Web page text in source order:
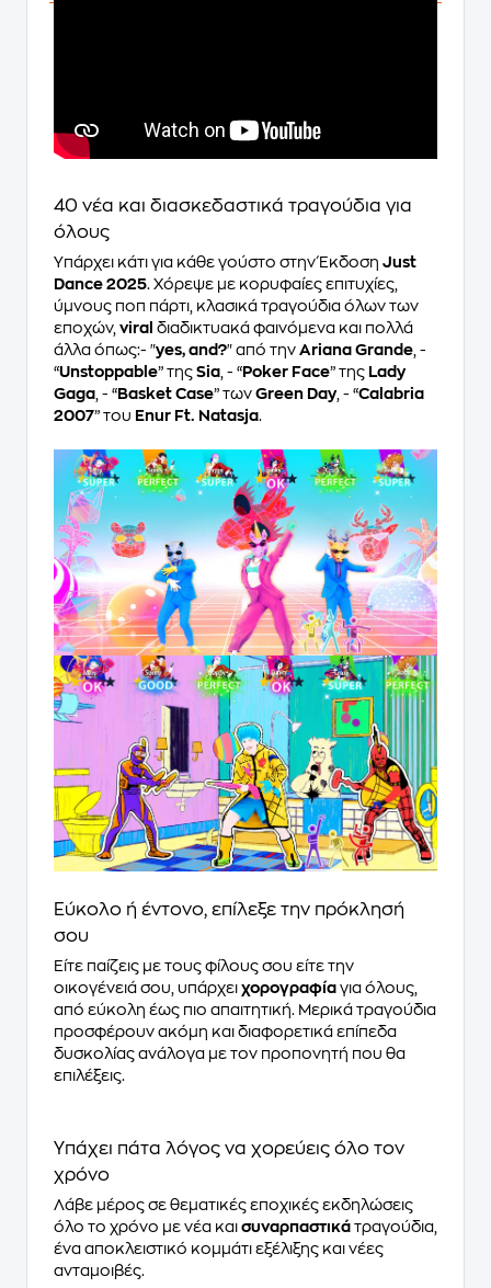
40 νέα και διασκεδαστικά τραγούδια για
όλους
Υπάρχει κάτι για κάθε γούστο στην Έκδοση Just
Dance 2025 . Χόρεψε με κορυφαίες επιτυχίες,
ύμνους ποπ πάρτι, κλασικά τραγούδια όλων των
εποχών, viral διαδικτυακά φαινόμενα και πολλά
άλλα όπως:- "yes, and?" από την Ariana Grande , -
“Unstoppable” της Sia , - “Poker Face” της Lady
Gaga , - “Basket Case” των Green Day, - “Calabria
2007” του Enur Ft. Natasja
Εύκολο ή έντονο, επίλεξε την πρόκλησή
σου
Είτε παίζεις με τους φίλους σου είτε την
οικογένειά σου, υπάρχει χορογραφία για όλους,
από εύκολη έως πιο απαιτητική. Μερικά τραγούδια
προσφέρουν ακόμη και διαφορετικά επίπεδα
δυσκολίας ανάλογα με τον προπονητή που θα
επιλέξεις.
Υπάχει πάτα λόγος να χορεύεις όλο τον
χρόνο
Λάβε μέρος σε θεματικές εποχικές εκδηλώσεις
όλο το χρόνο με νέα και συναρπαστικά τραγούδια,
ένα αποκλειστικό κομμάτι εξέλιξης και νέες
ανταμοιβές.